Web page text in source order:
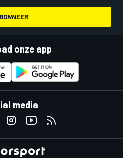
onze app
media